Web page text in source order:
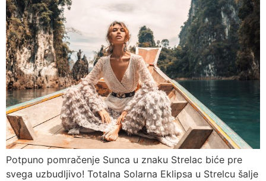
Potpuno pomračenje Sunca u znaku Strelac biće pre
svega uzbudljivo! Totalna Solarna Eklipsa u Strelcu šalje